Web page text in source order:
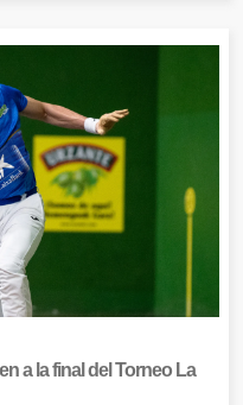
a la final del Torneo La